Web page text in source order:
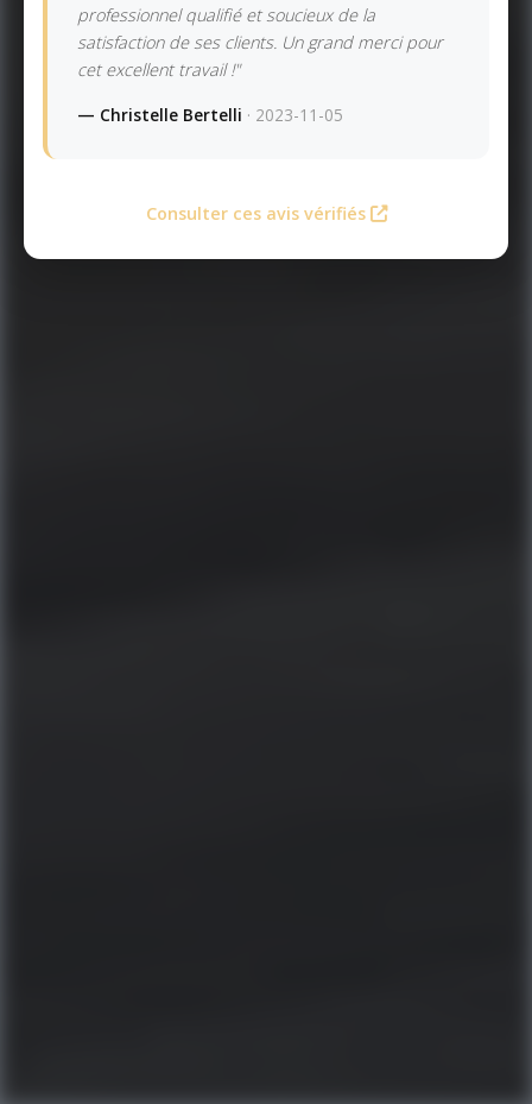
professionnel qualifié et soucieux de la
satisfaction de ses clients. Un grand merci pour
cet excellent travail !"
— Christelle Bertelli · 2023-11-05
Consulter ces avis vérifiés